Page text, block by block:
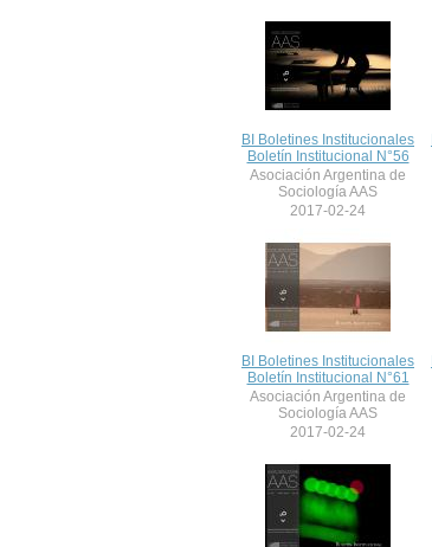
BI Boletines Institucionales
Boletín Institucional N°56
Asociación Argentina de
Sociología AAS
2017-02-24
BI Boletines Institucionales
Boletín Institucional N°61
Asociación Argentina de
Sociología AAS
2017-02-24